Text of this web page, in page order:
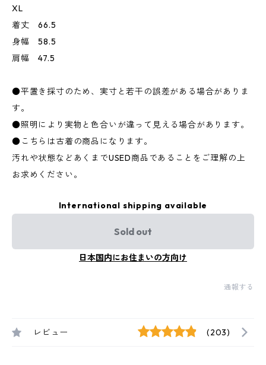
XL
着丈 66.5
身幅 58.5
肩幅 47.5
●平置き採寸のため、実寸と若干の誤差がある場合がありま
す。
●照明により実物と色合いが違って見える場合があります。
●こちらは古着の商品になります。
汚れや状態などあくまでUSED商品であることをご理解の上
お求めください。
International shipping available
Sold out
日本国内にお住まいの方向け
通報する
レビュー (203)